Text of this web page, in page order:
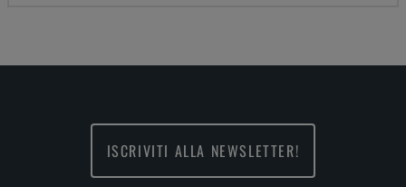
ISCRIVITI ALLA NEWSLETTER!